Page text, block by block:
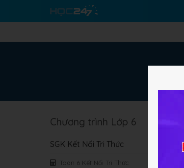
Chương trình Lớp 6
SGK Kết Nối Tri Thức
Toán 6 Kết Nối Tri Thức